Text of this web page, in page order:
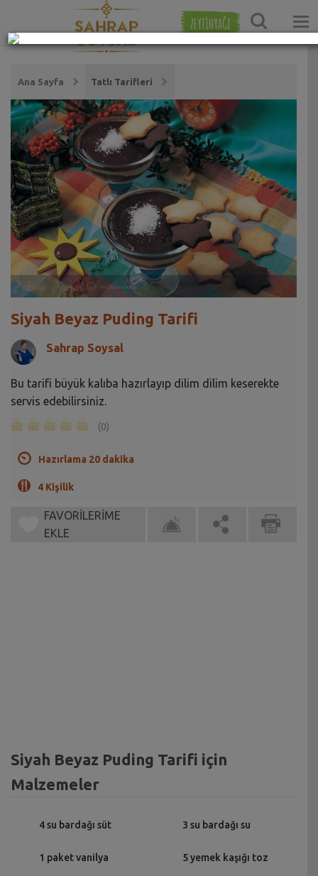
ZEYTİNYAĞI
Ana Sayfa Tatlı Tarifleri
Siyah Beyaz Puding Tarifi
Sahrap Soysal
Bu tarifi büyük kalıba hazırlayıp dilim dilim keserekte
servis edebilirsiniz.
(0)
Hazırlama 20 dakika
4 Kişilik
FAVORİLERİME
EKLE
Siyah Beyaz Puding Tarifi için
Malzemeler
4 su bardağı süt
1 paket vanilya
3 su bardağı su
5 yemek kaşığı toz